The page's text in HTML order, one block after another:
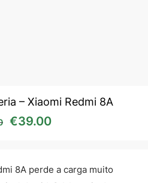
– Xiaomi Redmi 8A
O preço original era:
€39.00
8A perde a carga muito